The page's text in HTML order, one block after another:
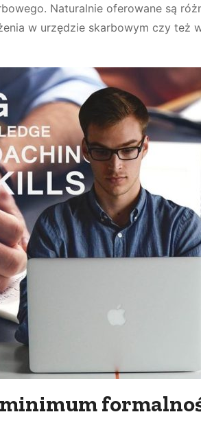
Naturalnie oferowane są
w urzędzie skarbowym czy też